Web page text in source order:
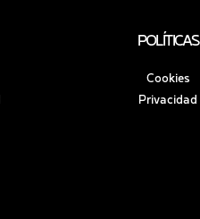
POLÍTICAS
Cookies
Privacidad